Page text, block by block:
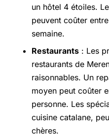
un hôtel 4 étoiles.
peuvent coûter
semaine.
Restaurants : Les
restaurants de
raisonnables. Un
moyen peut coûter
personne. Les
cuisine catalane,
chères.